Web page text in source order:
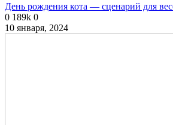
День рождения кота — сценарий для
0 189k 0
10 января, 2024